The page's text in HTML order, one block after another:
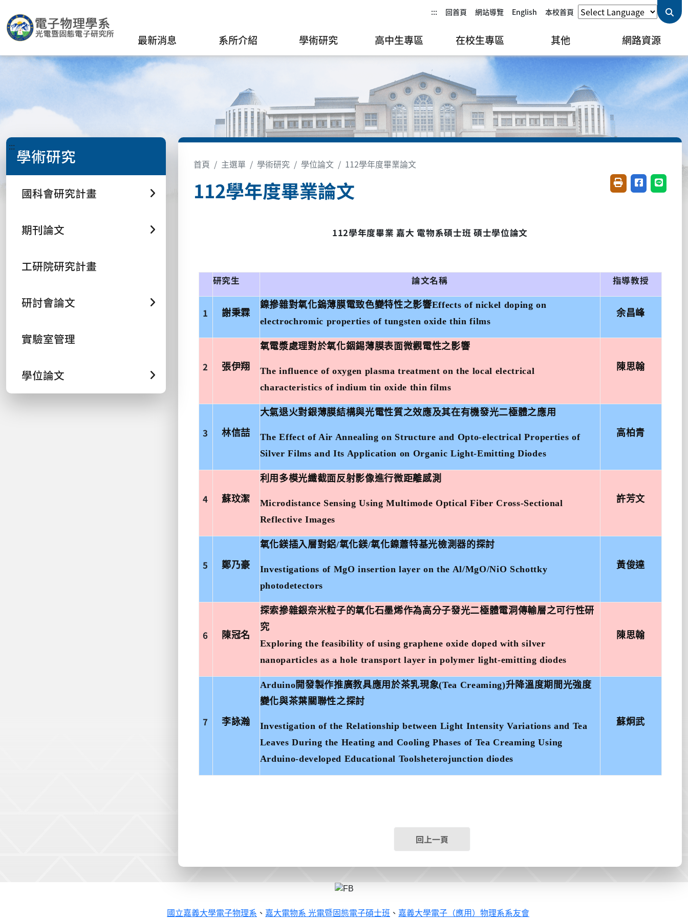
::: 回首頁 網站導覽 English 本校首頁
最新消息 系所介紹 學術研究 高中生專區 在校生專區 其他 網路資源
::: 學術研究
國科會研究計畫
期刊論文
工研院研究計畫
研討會論文
實驗室管理
學位論文
首頁 主選單 學術研究 學位論文 112學年度畢業論文
112學年度畢業論文 友善列印(開新視窗)
分享至臉書(
分享至
112學年度畢業 嘉大 電物系碩士班 碩士學位論文
研究生 論文名稱 指導教授
1 謝秉霖
鎳摻雜對氧化鎢薄膜電致色變特性之影響Effects of nickel doping on
electrochromic properties of tungsten oxide thin films
余昌峰
2 張伊翔
氧電漿處理對於氧化銦錫薄膜表面微觀電性之影響
The influence of oxygen plasma treatment on the local electrical
characteristics of indium tin oxide thin films
陳思翰
3 林信喆
大氣退火對銀薄膜結構與光電性質之效應及其在有機發光二極體之應用
The Effect of Air Annealing on Structure and Opto-electrical Properties of
Silver Films and Its Application on Organic Light-Emitting Diodes
高柏青
4 蘇玟潔
利用多模光纖截面反射影像進行微距離感測
Microdistance Sensing Using Multimode Optical Fiber Cross-Sectional
Reflective Images
許芳文
5 鄭乃豪
氧化鎂插入層對鋁/氧化鎂/氧化鎳蕭特基光檢測器的探討
Investigations of MgO insertion layer on the Al/MgO/NiO Schottky
photodetectors
黃俊達
6 陳冠名
探索摻雜銀奈米粒子的氧化石墨烯作為高分子發光二極體電洞傳輸層之可行性研
究
Exploring the feasibility of using graphene oxide doped with silver
nanoparticles as a hole transport layer in polymer light-emitting diodes
陳思翰
7 李詠瀚
Arduino開發製作推廣教具應用於茶乳現象(Tea Creaming)升降溫度期間光強度
變化與茶葉關聯性之探討
Investigation of the Relationship between Light Intensity Variations and Tea
Leaves During the Heating and Cooling Phases of Tea Creaming Using
Arduino-developed Educational Toolsheterojunction diodes
蘇炯武
回上一頁
國立嘉義大學電子物理系 、 嘉大電物系 光電暨固態電子碩士班 、 嘉義大學電子（應用）物理系系友會